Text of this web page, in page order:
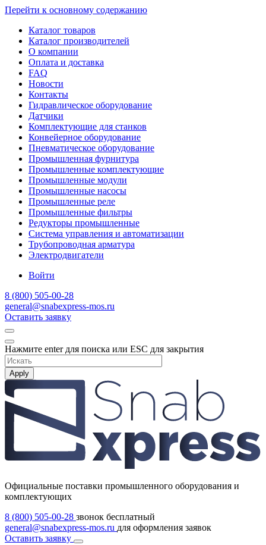
Перейти к основному содержанию
Каталог товаров
Каталог производителей
О компании
Оплата и доставка
FAQ
Новости
Контакты
Гидравлическое оборудование
Датчики
Комплектующие для станков
Конвейерное оборудование
Пневматическое оборудование
Промышленная фурнитура
Промышленные комплектующие
Промышленные модули
Промышленные насосы
Промышленные реле
Промышленные фильтры
Редукторы промышленные
Система управления и автоматизации
Трубопроводная арматура
Электродвигатели
Войти
8 (800) 505-00-28
general@snabexpress-mos.ru
Оставить заявку
Нажмите enter для поиска или ESC для закрытия
Apply
Официальные поставки промышленного оборудования и
комплектующих
8 (800) 505-00-28 звонок бесплатный
general@snabexpress-mos.ru для оформления заявок
Оставить заявку